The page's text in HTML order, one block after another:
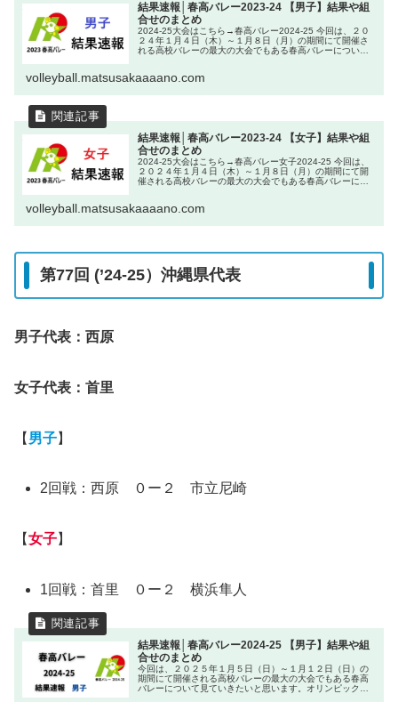
結果速報│春高バレー2023-24 【男子】結果や組
合せのまとめ
2024-25大会はこちら→春高バレー2024-25 今回は、２０
２４年１月４日（木）～１月８日（月）の期間にて開催さ
れる高校バレーの最大の大会でもある春高バレーについて
volleyball.matsusakaaaano.com
結果速報│春高バレー2023-24 【女子】結果や組
合せのまとめ
2024-25大会はこちら→春高バレー女子2024-25 今回は、
２０２４年１月４日（木）～１月８日（月）の期間にて開
催される高校バレーの最大の大会でもある春高バレーにつ
volleyball.matsusakaaaano.com
第77回 (’24-25）沖縄県代表
男子代表：西原
女子代表：首里
【 男子】
2回戦：西原 ０ー２ 市立尼崎
【女子】
1回戦：首里 ０ー２ 横浜隼人
結果速報│春高バレー2024-25 【男子】結果や組
合せのまとめ
今回は、２０２５年１月５日（日）～１月１２日（日）の
期間にて開催される高校バレーの最大の大会でもある春高
バレーについて見ていきたいと思います。オリンピックで